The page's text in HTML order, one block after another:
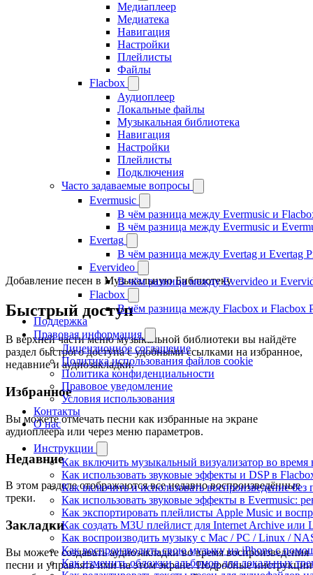
Медиаплеер
Медиатека
Навигация
Настройки
Плейлисты
Файлы
Flacbox
Аудиоплеер
Локальные файлы
Музыкальная библиотека
Навигация
Настройки
Плейлисты
Подключения
Часто задаваемые вопросы
Evermusic
В чём разница между Evermusic и
В чём разница между Evermusic и
Evertag
В чём разница между Evertag и Evertag
Evervideo
В чём разница между Evervideo и
Flacbox
В чём разница между Flacbox и Flacbox
Поддержка
Правовая информация
Лицензионное соглашение
Политика использования файлов cookie
Политика конфиденциальности
Правовое уведомление
Условия использования
Контакты
О нас
Инструкции
Как включить музыкальный визуализатор во
Как использовать звуковые эффекты и DSP в
Как включить и использовать воспроизведение без
Как использовать звуковые эффекты в Evermusic:
Как экспортировать плейлисты Apple Music и
Как создать M3U плейлист для Internet Archive или
Как воспроизводить музыку с Mac / PC / Linux /
Как воспроизводить свою музыку на iPhone с
Как изменить обложки альбомов для локальных
Добавление песен в Музыкальную Библиотеку
Быстрый доступ
В верхней части меню музыкальной библиотеки вы найдёте
раздел быстрого доступа с удобными ссылками на избранное,
недавние и аудиозакладки.
Избранное
Вы можете отмечать песни как избранные на экране
аудиоплеера или через меню параметров.
Недавние
В этом разделе отображаются все недавно воспроизведённые
треки.
Закладки
Вы можете создавать аудиозакладки во время воспроизведения
песни и управлять ими на этом экране. Подробные инструкции